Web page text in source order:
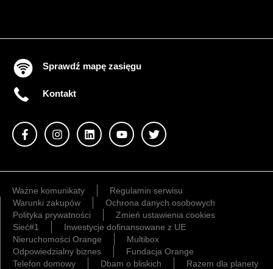
Sprawdź mapę zasięgu
Kontakt
Ważne komunikaty
Regulamin serwisu
Warunki zakupów
Ochrona danych osobowych
Polityka prywatności
Zmień ustawienia cookies
Sieć#1
Inwestycje dofinansowane z UE
Nieruchomości Orange
Multibox
Odpowiedzialny biznes
Fundacja Orange
Telefon domowy
Dbam o bliskich Razem dla planety